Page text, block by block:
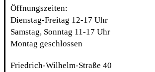
Öffnungszeiten:
Dienstag-Freitag 12-17 Uhr
Samstag, Sonntag 11-17 Uhr
Montag geschlossen
Friedrich-Wilhelm-Straße 40